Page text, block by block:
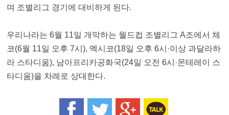
며 조별리그 경기에 대비하게 된다.
우리나라는 6월 11일 개막하는 월드컵 조별리그 A조에서 체
코(6월 11일 오후 7시), 멕시코(18일 오후 6시·이상 과달라하
라 스타디움), 남아프리카공화국(24일 오전 6시·몬테레이 스
타디움)을 차례로 상대한다.